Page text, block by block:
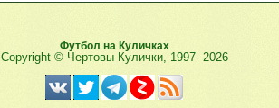
Футбол на Куличках
Copyright © Чертовы Кулички, 1997- 2026